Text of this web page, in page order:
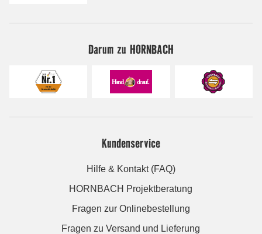
Darum zu HORNBACH
Kundenservice
Hilfe & Kontakt (FAQ)
HORNBACH Projektberatung
Fragen zur Onlinebestellung
Fragen zu Versand und Lieferung